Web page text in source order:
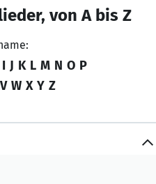
von A bis Z
I J K L M N O P
V W X Y Z